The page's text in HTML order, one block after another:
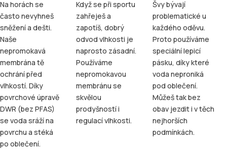
Na horách se
často nevyhneš
sněžení a dešti.
Naše
nepromokavá
membrána tě
ochrání před
vlhkostí. Díky
povrchové úpravě
DWR (bez PFAS)
se voda sráží na
povrchu a stéká
po oblečení.
Když se při sportu
zahřeješ a
zapotíš, dobrý
odvod vlhkosti je
naprosto zásadní.
Používáme
nepromokavou
membránu se
skvělou
prodyšností i
regulací vlhkosti.
Švy bývají
problematické u
každého oděvu.
Proto používáme
speciální lepicí
pásku, díky které
voda neproniká
pod oblečení.
Můžeš tak bez
obav jezdit i v těch
nejhorších
podmínkách.